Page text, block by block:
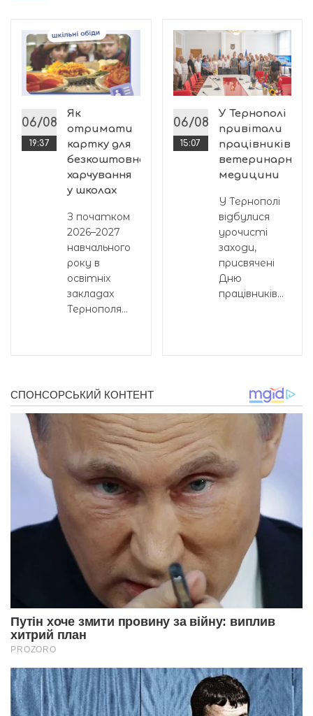
06/08
19:37
Як
отримати
картку для
безкоштовного
харчування
у школах
З початком
2026–2027
навчального
року в
освітніх
закладах
Тернополя...
06/08
15:07
У Тернополі
привітали
працівників
ветеринарної
медицини
У Тернополі
відбулися
урочисті
заходи,
присвячені
Дню
працівників...